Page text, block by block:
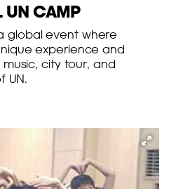
UN CAMP
global event where
experience and
city tour, and
UN.